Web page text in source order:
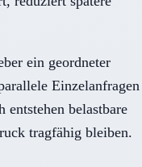
ein geordneter
Einzelanfragen
entstehen belastbare
tragfähig bleiben.